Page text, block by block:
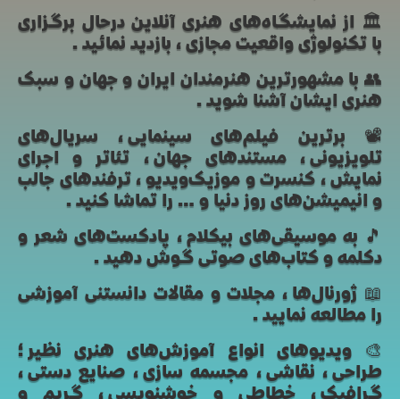
🏛 از نمایشگاه‌های هنری آنلاین درحال برگزاری
با تکنولوژی واقعیت مجازی، بازدید نمائید.
👥 با مشهورترین هنرمندان ایران و جهان و سبک
هنری ایشان آشنا شوید.
📽 برترین فیلم‌های سینمایی، سریال‌های
تلویزیونی، مستندهای جهان، تئاتر و اجرای
نمایش، کنسرت و موزیک‌ویدیو، ترفندهای جالب
و انیمیشن‌های روز دنیا و… را تماشا کنید.
🎵 به موسیقی‌های بیکلام، پادکست‌های شعر و
دکلمه و کتاب‌های صوتی گوش دهید.
📖 ژورنال‌ها، مجلات و مقالات دانستنی آموزشی
را مطالعه نمایید.
🎨 ویدیوهای انواع آموزش‌های هنری نظیر؛
طراحی، نقاشی، مجسمه سازی، صنایع دستی،